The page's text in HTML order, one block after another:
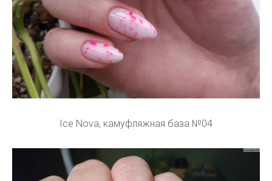
Ice Nova, камуфляжная база №04